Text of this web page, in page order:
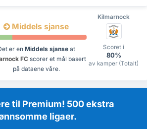
Kilmarnock
Middels sjanse
er enMiddels sjanseat
FC scorer et mål basert
på dataene våre.
Scoret i
80%
av kamper (Totalt)
til Premium! 500 ekstra
ligaer.